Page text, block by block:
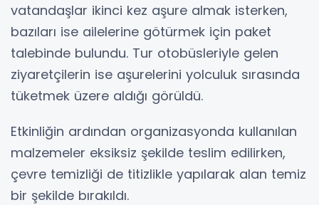
vatandaşlar ikinci kez aşure almak isterken,
bazıları ise ailelerine götürmek için paket
talebinde bulundu. Tur otobüsleriyle gelen
ziyaretçilerin ise aşurelerini yolculuk sırasında
tüketmek üzere aldığı görüldü.
Etkinliğin ardından organizasyonda kullanılan
malzemeler eksiksiz şekilde teslim edilirken,
çevre temizliği de titizlikle yapılarak alan temiz
bir şekilde bırakıldı.